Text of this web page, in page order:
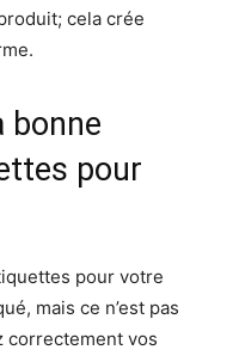
cela crée
bonne
pour
pour votre
mais ce n’est pas
correctement vos